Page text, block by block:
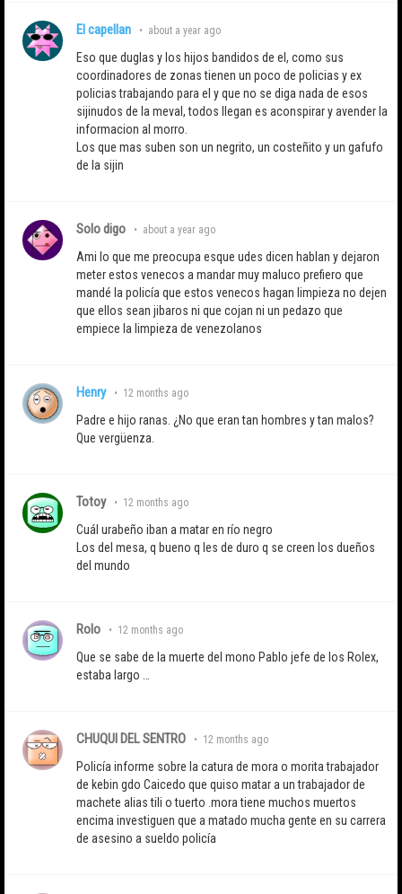
El capellan • about a year ago
Eso que duglas y los hijos bandidos de el, como sus
coordinadores de zonas tienen un poco de policias y ex
policias trabajando para el y que no se diga nada de esos
sijinudos de la meval, todos llegan es aconspirar y avender la
informacion al morro.
Los que mas suben son un negrito, un costeñito y un gafufo
de la sijin
Solo digo • about a year ago
Ami lo que me preocupa esque udes dicen hablan y dejaron
meter estos venecos a mandar muy maluco prefiero que
mandé la policía que estos venecos hagan limpieza no dejen
que ellos sean jibaros ni que cojan ni un pedazo que
empiece la limpieza de venezolanos
Henry • 12 months ago
Padre e hijo ranas. ¿No que eran tan hombres y tan malos?
Que vergüenza.
Totoy • 12 months ago
Cuál urabeño iban a matar en río negro
Los del mesa, q bueno q les de duro q se creen los dueños
del mundo
Rolo • 12 months ago
Que se sabe de la muerte del mono Pablo jefe de los Rolex,
estaba largo …
CHUQUI DEL SENTRO • 12 months ago
Policía informe sobre la catura de mora o morita trabajador
de kebin gdo Caicedo que quiso matar a un trabajador de
machete alias tili o tuerto .mora tiene muchos muertos
encima investiguen que a matado mucha gente en su carrera
de asesino a sueldo policía